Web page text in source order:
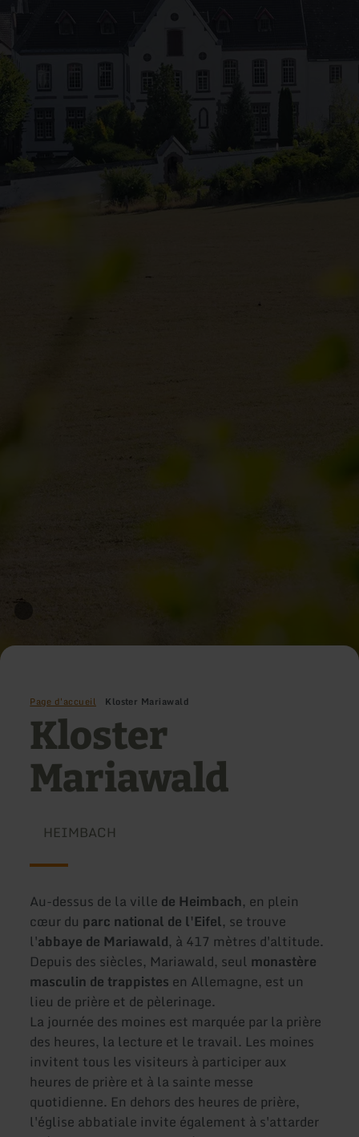
Page d'accueil Kloster Mariawald
Kloster
Mariawald
HEIMBACH
Au-dessus de la ville de Heimbach, en plein
cœur du parc national de l'Eifel, se trouve
l'abbaye de Mariawald, à 417 mètres d'altitude.
Depuis des siècles, Mariawald, seul monastère
masculin de trappistes en Allemagne, est un
lieu de prière et de pèlerinage.
La journée des moines est marquée par la prière
des heures, la lecture et le travail. Les moines
invitent tous les visiteurs à participer aux
heures de prière et à la sainte messe
quotidienne. En dehors des heures de prière,
l'église abbatiale invite également à s'attarder